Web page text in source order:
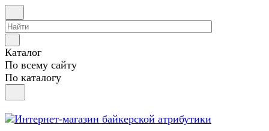
Каталог
По всему сайту
По каталогу